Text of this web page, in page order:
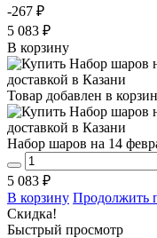
-267 ₽
5 083 ₽
В корзину
Товар добавлен в
Набор шаров на 14
5 083 ₽
В корзину Продолжить
Скидка!
Быстрый просмотр